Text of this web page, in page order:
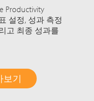
Productivity
설정, 성과 측정
고 최종 성과를
보기